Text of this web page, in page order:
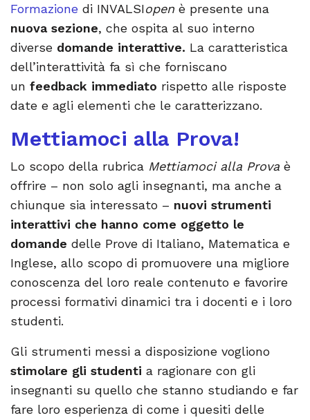
Formazione di INVALSIopen è presente una
nuova sezione, che ospita al suo interno
diverse domande interattive. La caratteristica
dell’interattività fa sì che forniscano
un feedback immediato rispetto alle risposte
date e agli elementi che le caratterizzano.
Mettiamoci alla Prova!
Lo scopo della rubrica Mettiamoci alla Prova è
offrire – non solo agli insegnanti, ma anche a
chiunque sia interessato – nuovi strumenti
interattivi che hanno come oggetto le
domande delle Prove di Italiano, Matematica e
Inglese, allo scopo di promuovere una migliore
conoscenza del loro reale contenuto e favorire
processi formativi dinamici tra i docenti e i loro
studenti.
Gli strumenti messi a disposizione vogliono
stimolare gli studenti a ragionare con gli
insegnanti su quello che stanno studiando e far
fare loro esperienza di come i quesiti delle